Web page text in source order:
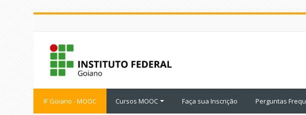
IF Goiano - MOOC Cursos MOOC Faça sua Inscrição Perguntas